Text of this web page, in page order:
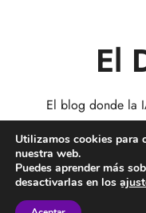
El
El blog donde la
Copyright © Todos los
Utilizamos cookies para
nuestra web.
Puedes aprender más
desactivarlas en los